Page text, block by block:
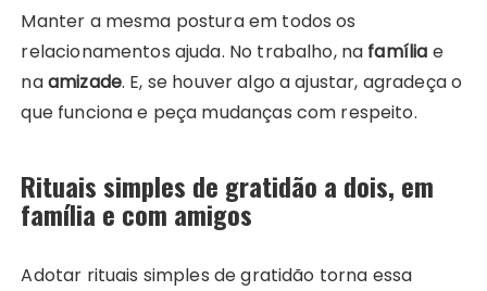
Manter a mesma postura em todos os
relacionamentos ajuda. No trabalho, na família e
naamizade. E, se houver algo a ajustar, agradeça o
que funciona e peça mudanças com respeito.
Rituais simples de gratidão a dois, em
família e com amigos
Adotar rituais simples de gratidão torna essa